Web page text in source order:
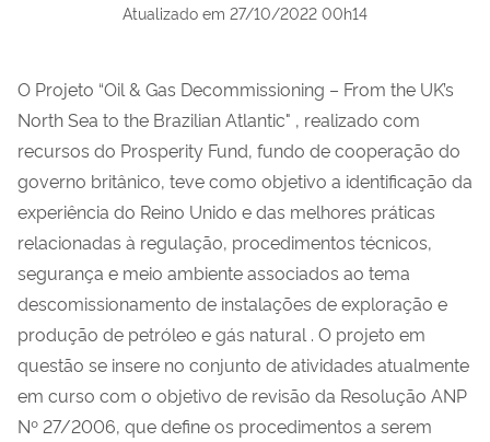
Atualizado em 27/10/2022 00h14
O Projeto “Oil & Gas Decommissioning – From the UK’s
North Sea to the Brazilian Atlantic" , realizado com
recursos do Prosperity Fund, fundo de cooperação do
governo britânico, teve como objetivo a identificação da
experiência do Reino Unido e das melhores práticas
relacionadas à regulação, procedimentos técnicos,
segurança e meio ambiente associados ao tema
descomissionamento de instalações de exploração e
produção de petróleo e gás natural . O projeto em
questão se insere no conjunto de atividades atualmente
em curso com o objetivo de revisão da Resolução ANP
Nº 27/2006, que define os procedimentos a serem